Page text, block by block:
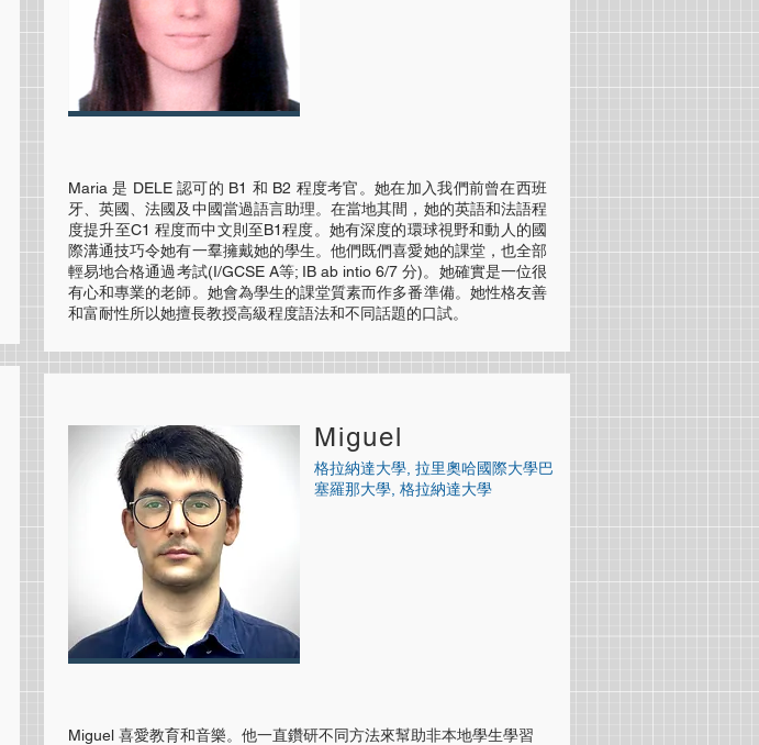
Maria 是 DELE 認可的 B1 和 B2 程度考官。她在加入我們前曾在西班
牙、英國、法國及中國當過語言助理。在當地其間，她的英語和法語程
度提升至C1 程度而中文則至B1程度。她有深度的環球視野和動人的國
際溝通技巧令她有一羣擁戴她的學生。他們既們喜愛她的課堂，也全部
輕易地合格通過考試(I/GCSE A等; IB ab intio 6/7 分)。 她確實是一位很
有心和專業的老師。她會為學生的課堂質素而作多番準備。她性格友善
和富耐性所以她擅長教授高級程度語法和不同話題的口試。
Miguel
格拉納達大學, 拉里奧哈國際大學巴
塞羅那大學, 格拉納達大學
Miguel 喜愛教育和音樂。他一直鑽研不同方法來幫助非本地學生學習